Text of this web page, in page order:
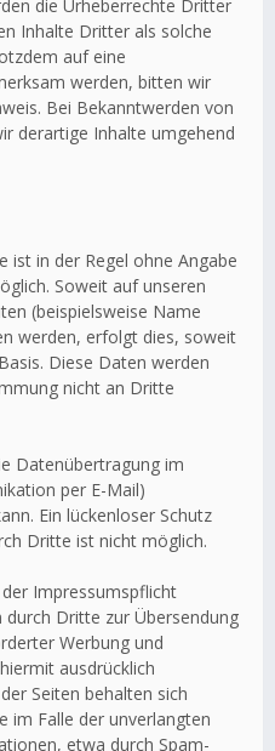
die Urheberrechte Dritter
Inhalte Dritter als solche
auf eine
werden, bitten wir
Bei Bekanntwerden von
derartige Inhalte umgehend
ist in der Regel ohne Angabe
Soweit auf unseren
(beispielsweise Name
werden, erfolgt dies, soweit
Diese Daten werden
nicht an Dritte
Datenübertragung im
per E-Mail)
Ein lückenloser Schutz
Dritte ist nicht möglich.
Impressumspflicht
Dritte zur Übersendung
Werbung und
ausdrücklich
Seiten behalten sich
im Falle der unverlangten
etwa durch Spam-